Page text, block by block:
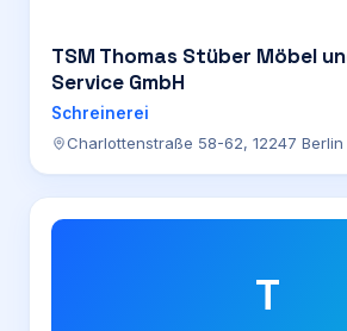
TSM Thomas Stüber Möbel
Service GmbH
Schreinerei
Charlottenstraße 58-62, 12247 Berlin
T